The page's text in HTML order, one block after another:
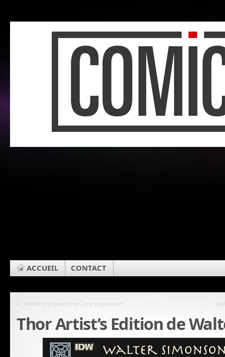
ACCUEIL CONTACT
« Adventure time tome 2 est disponible !
Thor Artist’s Edition de